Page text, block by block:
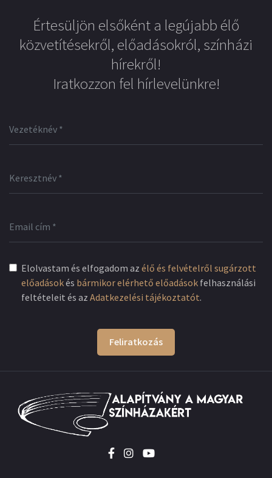
Értesüljön elsőként a legújabb élő
közvetítésekről, előadásokról, színházi
hírekről!
Iratkozzon fel hírlevelünkre!
Elolvastam és elfogadom az élő és felvételről sugárzott
előadásokés bármikor elérhető előadások felhasználási
feltételeit és az Adatkezelési tájékoztatót.
Feliratkozás